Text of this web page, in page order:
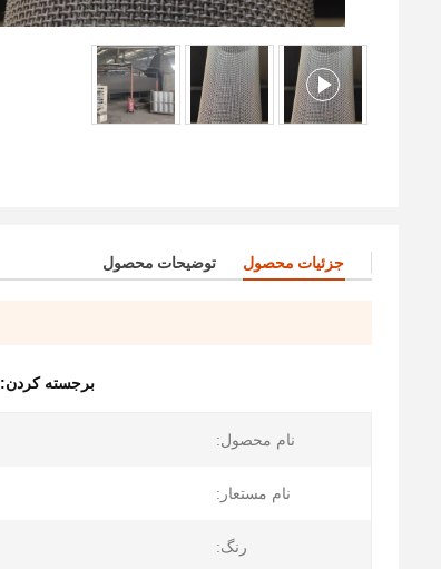
جزئیات محصول توضیحات محصول
برجسته کردن:
نام محصول:
نام مستعار:
رنگ: